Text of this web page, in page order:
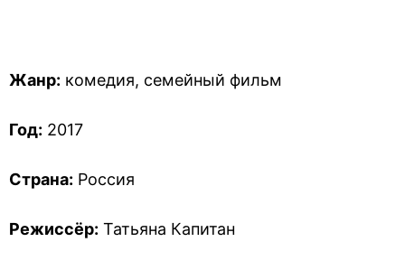
Жанр: комедия, семейный фильм
Год: 2017
Страна: Россия
Режиссёр: Татьяна Капитан